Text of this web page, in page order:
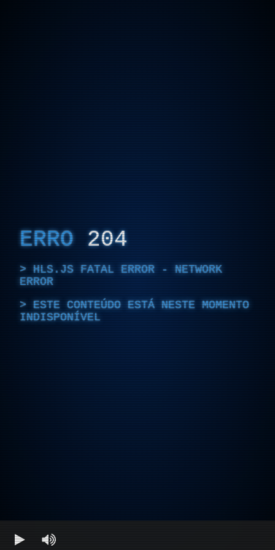
ERRO 204
HLS.JS FATAL ERROR - NETWORK
ERROR
ESTE CONTEÚDO ESTÁ NESTE MOMENTO
INDISPONÍVEL